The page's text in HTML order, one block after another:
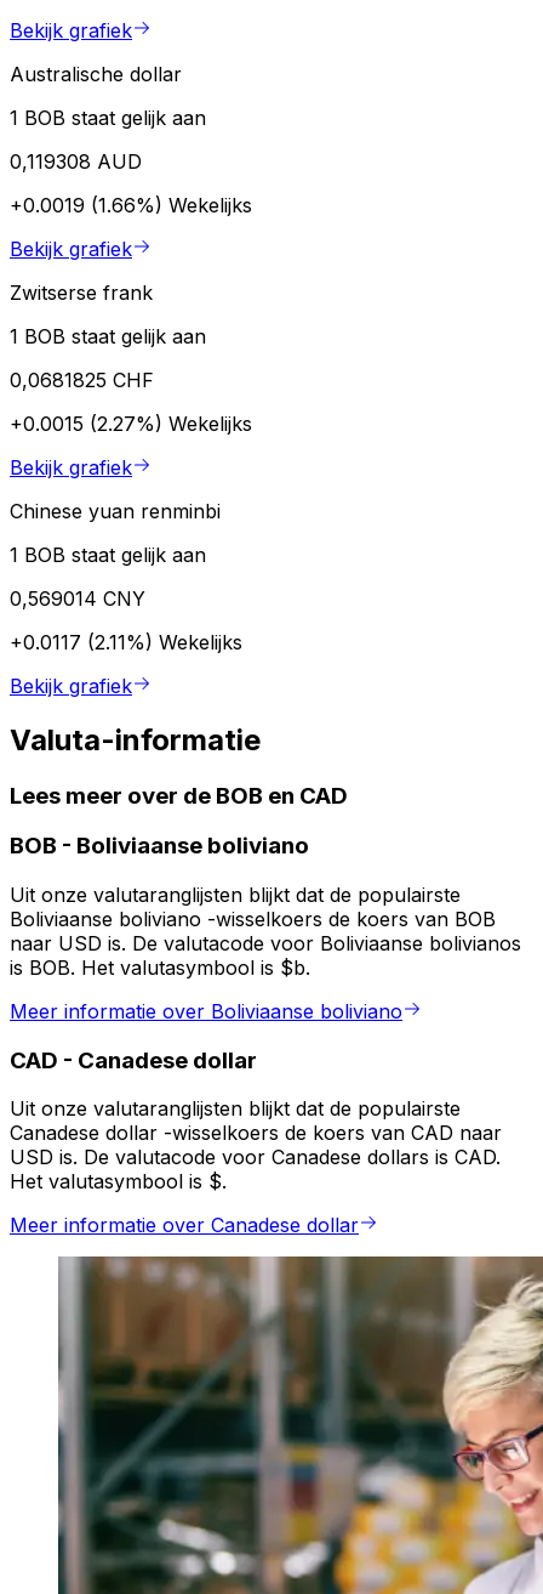
Bekijk grafiek
Australische dollar
1 BOB staat gelijk aan
0,119308 AUD
+0.0019 (1.66%) Wekelijks
Bekijk grafiek
Zwitserse frank
1 BOB staat gelijk aan
0,0681825 CHF
+0.0015 (2.27%) Wekelijks
Bekijk grafiek
Chinese yuan renminbi
1 BOB staat gelijk aan
0,569014 CNY
+0.0117 (2.11%) Wekelijks
Bekijk grafiek
Valuta-informatie
Lees meer over de BOB en CAD
BOB - Boliviaanse boliviano
Uit onze valutaranglijsten blijkt dat de populairste
Boliviaanse boliviano -wisselkoers de koers van BOB
naar USD is. De valutacode voor Boliviaanse bolivianos
is BOB. Het valutasymbool is $b.
Meer informatie over Boliviaanse boliviano
CAD - Canadese dollar
Uit onze valutaranglijsten blijkt dat de populairste
Canadese dollar -wisselkoers de koers van CAD naar
USD is. De valutacode voor Canadese dollars is CAD.
Het valutasymbool is $.
Meer informatie over Canadese dollar